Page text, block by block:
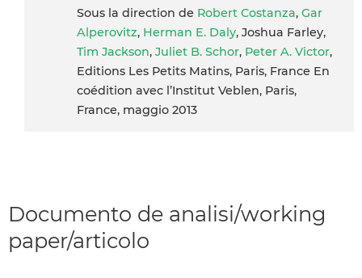
Sous la direction de Robert Costanza, Gar
Alperovitz, Herman E. Daly, Joshua Farley,
Tim Jackson, Juliet B. Schor, Peter A. Victor,
Editions Les Petits Matins, Paris, France En
coédition avec l’Institut Veblen, Paris,
France, maggio 2013
Documento de analisi/working
paper/articolo